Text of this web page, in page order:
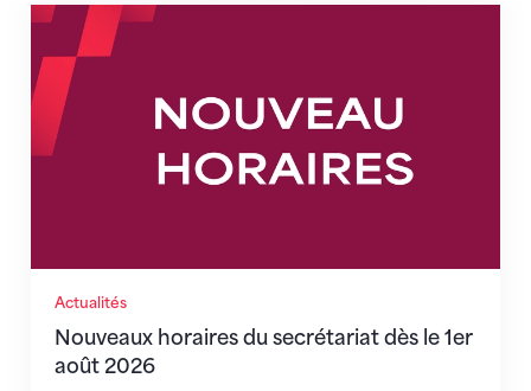
Actualités
Nouveaux horaires du secrétariat dès le 1er
août 2026
Nouveaux horaires du secrétariat dès le 1er août